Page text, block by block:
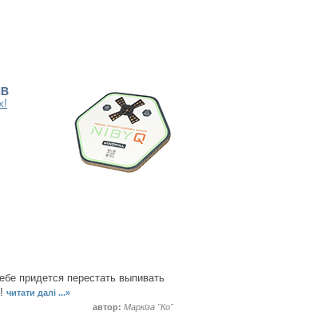
придется перестать выпивать
читати далі ...»
автор: Маркіза "Ко"